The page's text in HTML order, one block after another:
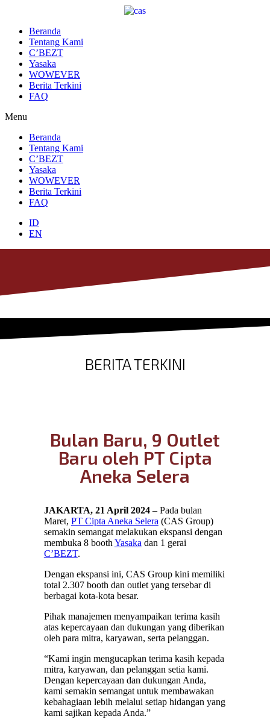
kontenBeranda
Tentang Kami
C’BEZT
Yasaka
WOWEVER
Berita Terkini
FAQ
Menu
Beranda
Tentang Kami
C’BEZT
Yasaka
WOWEVER
Berita Terkini
FAQ
ID
EN
BERITA TERKINI
Bulan Baru, 9 Outlet
Baru oleh PT Cipta
Aneka Selera
JAKARTA, 21 April 2024– Pada bulan
Maret, PT Cipta Aneka Selera (CAS Group)
semakin semangat melakukan ekspansi dengan
membuka 8 booth Yasaka dan 1 gerai
C’BEZT.
Dengan ekspansi ini, CAS Group kini memiliki
total 2.307 booth dan outlet yang tersebar di
berbagai kota-kota besar.
Pihak manajemen menyampaikan terima kasih
atas kepercayaan dan dukungan yang diberikan
oleh para mitra, karyawan, serta pelanggan.
“Kami ingin mengucapkan terima kasih kepada
mitra, karyawan, dan pelanggan setia kami.
Dengan kepercayaan dan dukungan Anda,
kami semakin semangat untuk membawakan
kebahagiaan lebih melalui setiap hidangan yang
kami sajikan kepada Anda.”